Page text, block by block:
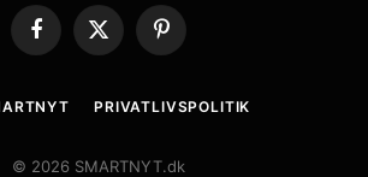
Facebook
X
(Twitter)
Pinterest
PRIVATLIVSPOLITIK
© 2026 SMARTNYT.dk